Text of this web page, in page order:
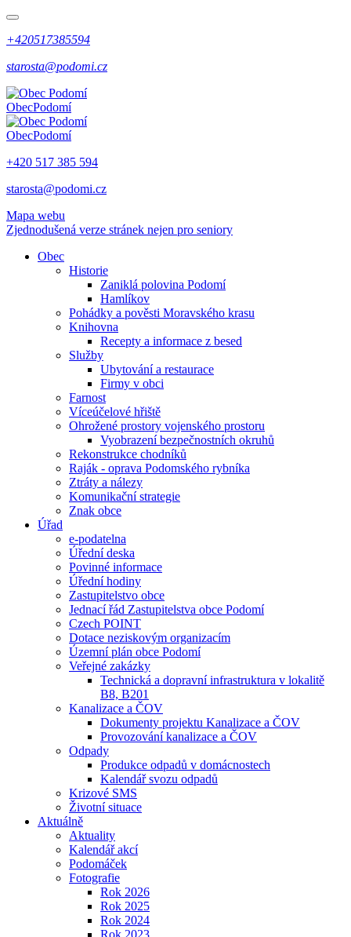
+420517385594
starosta@podomi.cz
ObecPodomí
ObecPodomí
+420 517 385 594
starosta@podomi.cz
Mapa webu
Zjednodušená verze stránek nejen pro seniory
Obec
Historie
Zaniklá polovina Podomí
Hamlíkov
Pohádky a pověsti Moravského krasu
Knihovna
Recepty a informace z besed
Služby
Ubytování a restaurace
Firmy v obci
Farnost
Víceúčelové hřiště
Ohrožené prostory vojenského prostoru
Vyobrazení bezpečnostních okruhů
Rekonstrukce chodníků
Raják - oprava Podomského rybníka
Ztráty a nálezy
Komunikační strategie
Znak obce
Úřad
e-podatelna
Úřední deska
Povinné informace
Úřední hodiny
Zastupitelstvo obce
Jednací řád Zastupitelstva obce Podomí
Czech POINT
Dotace neziskovým organizacím
Územní plán obce Podomí
Veřejné zakázky
Technická a dopravní infrastruktura v lokalitě
B8, B201
Kanalizace a ČOV
Dokumenty projektu Kanalizace a ČOV
Provozování kanalizace a ČOV
Odpady
Produkce odpadů v domácnostech
Kalendář svozu odpadů
Krizové SMS
Životní situace
Aktuálně
Aktuality
Kalendář akcí
Podomáček
Fotografie
Rok 2026
Rok 2025
Rok 2024
Rok 2023